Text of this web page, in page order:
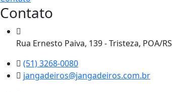
Contato
Rua Ernesto Paiva, 139 - Tristeza, POA/RS
(51) 3268-0080
jangadeiros@jangadeiros.com.br